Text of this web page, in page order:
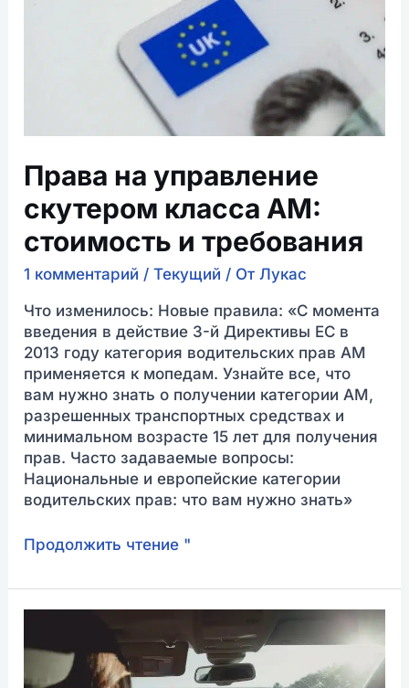
Права на управление
скутером класса AM:
стоимость и требования
1 комментарий /Текущий / ОтЛукас
Что изменилось: Новые правила: «С момента
введения в действие 3-й Директивы ЕС в
2013 году категория водительских прав AM
применяется к мопедам. Узнайте все, что
вам нужно знать о получении категории AM,
разрешенных транспортных средствах и
минимальном возрасте 15 лет для получения
прав. Часто задаваемые вопросы:
Национальные и европейские категории
водительских прав: что вам нужно знать»
Продолжить чтение "
советы